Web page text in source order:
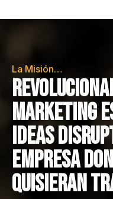
La Misión…
Marketing
ideas
empresa
quisieran